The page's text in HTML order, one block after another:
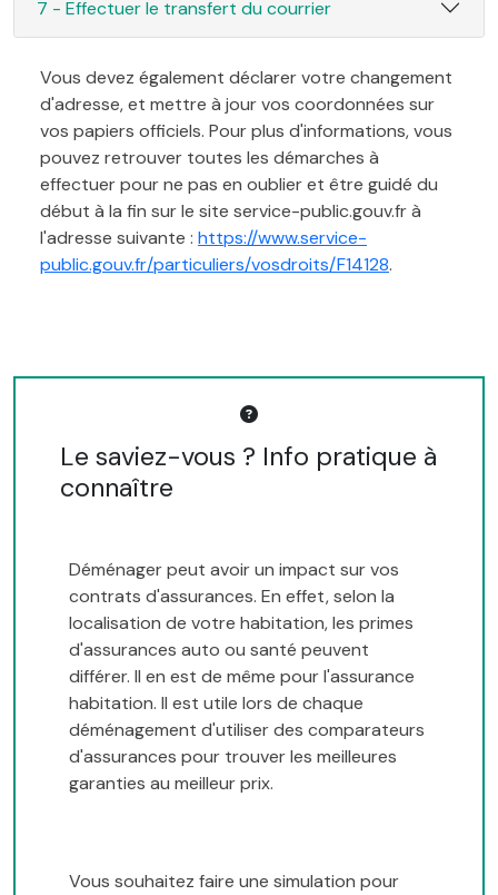
7 - Effectuer le transfert du courrier
Vous devez également déclarer votre changement
d'adresse, et mettre à jour vos coordonnées sur
vos papiers officiels. Pour plus d'informations, vous
pouvez retrouver toutes les démarches à
effectuer pour ne pas en oublier et être guidé du
début à la fin sur le site service-public.gouv.fr à
l'adresse suivante : https://www.service-
public.gouv.fr/particuliers/vosdroits/F14128.
Le saviez-vous ? Info pratique à
connaître
Déménager peut avoir un impact sur vos
contrats d'assurances. En effet, selon la
localisation de votre habitation, les primes
d'assurances auto ou santé peuvent
différer. Il en est de même pour l'assurance
habitation. Il est utile lors de chaque
déménagement d'utiliser des comparateurs
d'assurances pour trouver les meilleures
garanties au meilleur prix.
Vous souhaitez faire une simulation pour